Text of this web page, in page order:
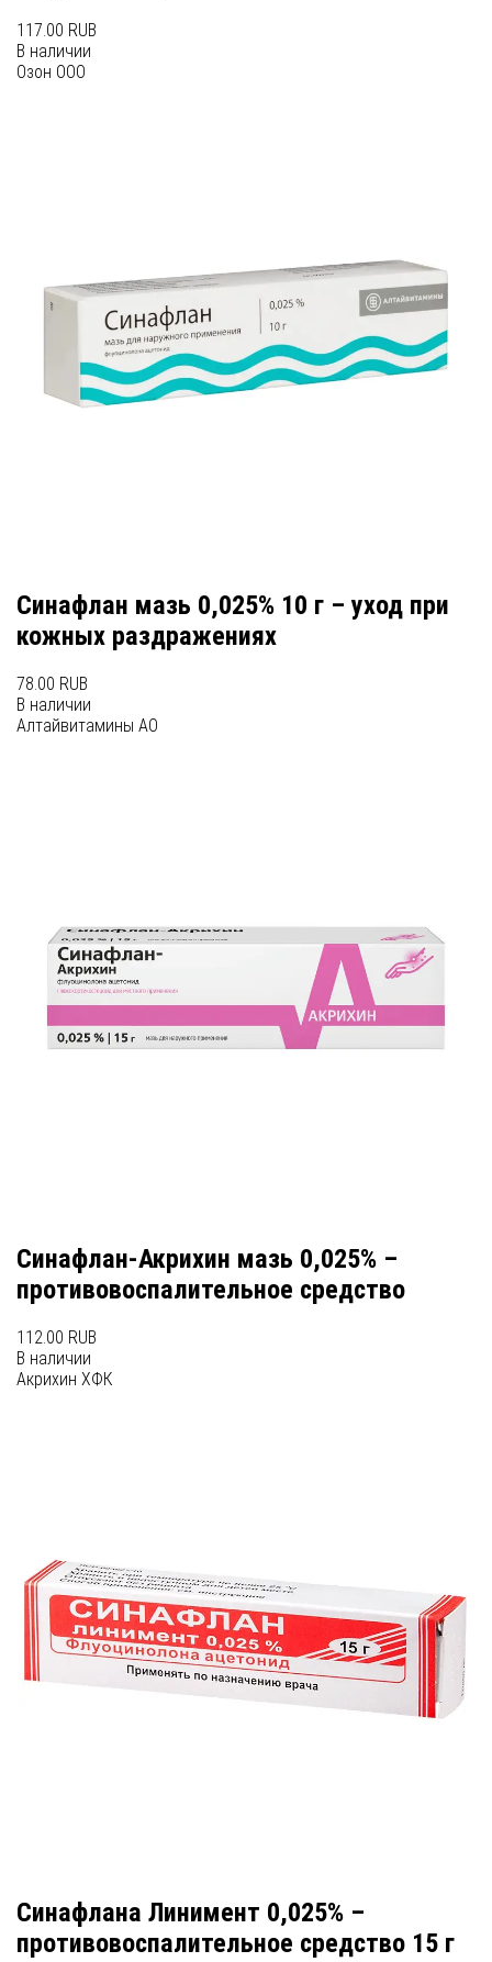
117.00 RUB
В наличии
Озон ООО
Синафлан мазь 0,025% 10 г – уход при
кожных раздражениях
78.00 RUB
В наличии
Алтайвитамины АО
Синафлан-Акрихин мазь 0,025% –
противовоспалительное средство
112.00 RUB
В наличии
Акрихин ХФК
Синафлана Линимент 0,025% –
противовоспалительное средство 15 г